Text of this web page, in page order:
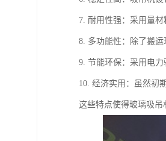
7. 耐用性强：采用量
8. 多功能性：除了搬
9. 节能环保：采用电力
10. 经济实用：虽然初
这些特点使得玻璃吸吊